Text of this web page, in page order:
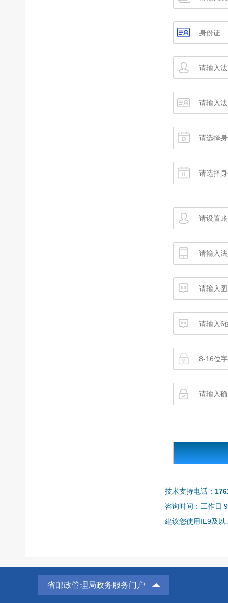
技术支持电话：
咨询时间：工作日
建议您使用IE9及
省邮政管理局政务服务门户